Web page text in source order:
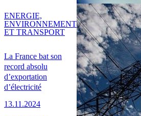
La France bat son
record absolu
d’exportation
d’électricité
13.11.2024
ENERGIE,
ENVIRONNEMENT
ET TRANSPORT